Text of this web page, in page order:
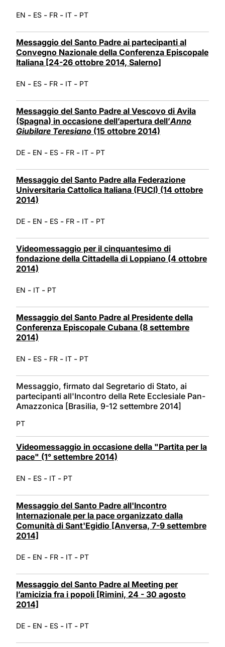
EN - ES - FR - IT - PT
Messaggio del Santo Padre ai partecipanti al
Convegno Nazionale della Conferenza Episcopale
Italiana [24-26 ottobre 2014, Salerno]
EN - ES - FR - IT - PT
Messaggio del Santo Padre al Vescovo di Avila
(Spagna) in occasione dell’apertura dell’Anno
Giubilare Teresiano (15 ottobre 2014)
DE - EN - ES - FR - IT - PT
Messaggio del Santo Padre alla Federazione
Universitaria Cattolica Italiana (FUCI) (14 ottobre
2014)
DE - EN - ES - FR - IT - PT
Videomessaggio per il cinquantesimo di
fondazione della Cittadella di Loppiano (4 ottobre
2014)
EN - IT - PT
Messaggio del Santo Padre al Presidente della
Conferenza Episcopale Cubana (8 settembre
2014)
EN - ES - FR - IT - PT
Messaggio, firmato dal Segretario di Stato, ai
partecipanti all'Incontro della Rete Ecclesiale Pan-
Amazzonica [Brasilia, 9-12 settembre 2014]
PT
Videomessaggio in occasione della "Partita per la
pace" (1° settembre 2014)
EN - ES - IT - PT
Messaggio del Santo Padre all'Incontro
Internazionale per la pace organizzato dalla
Comunità di Sant'Egidio [Anversa, 7-9 settembre
2014]
DE - EN - FR - IT - PT
Messaggio del Santo Padre al Meeting per
l’amicizia fra i popoli [Rimini, 24 - 30 agosto
2014]
DE - EN - ES - IT - PT